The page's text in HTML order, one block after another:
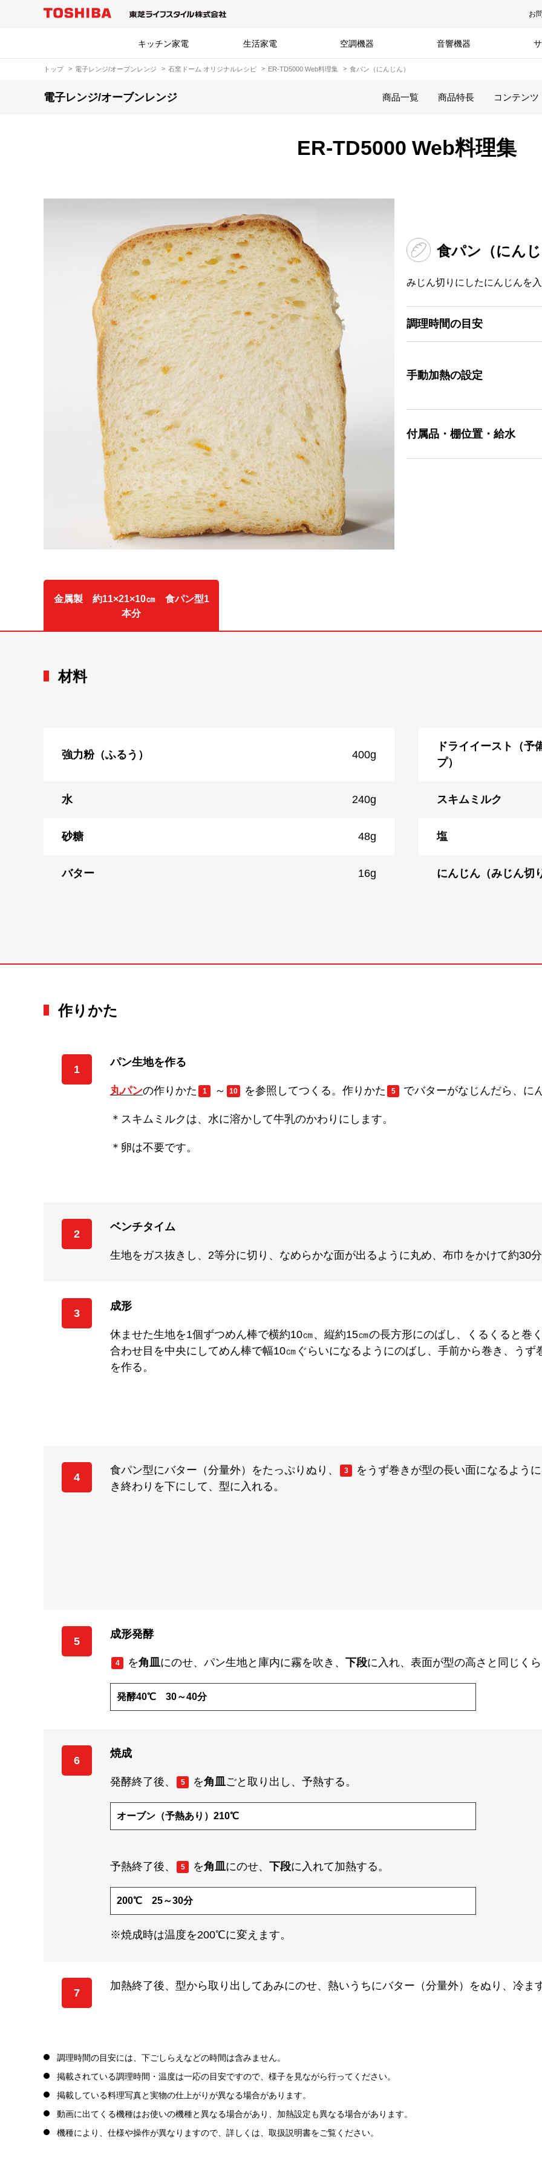
お
キッチン家電 生活家電 空調機器 音響機器
トップ 電子レンジ/オーブンレンジ 石窯ドーム オリジナルレシピ ER-TD5000 Web料理集 食パン（にんじん）
電子レンジ/オーブンレンジ 商品一覧 商品特長 コンテンツ
ER-TD5000 Web料理集
食パン（にん
みじん切りにしたにんじんを
調理時間の目安
手動加熱の設定
付属品・棚位置・給水
金属製 約11×21×10㎝ 食パン型1
本分
材料
強力粉（ふるう） 400g
ドライイースト（予
プ）
水 240g スキムミルク
砂糖 48g 塩
バター 16g にんじん（みじん切
作りかた
1
パン生地を作る
丸パンの作りかた 1 ～ 10 を参照してつくる。作りかた 5 でバターがなじんだら、に
＊スキムミルクは、水に溶かして牛乳のかわりにします。
＊卵は不要です。
2
ベンチタイム
生地をガス抜きし、2等分に切り、なめらかな面が出るように丸め、布巾をかけて約30
3
成形
休ませた生地を1個ずつめん棒で横約10㎝、縦約15㎝の長方形にのばし、くるくると巻
合わせ目を中央にしてめん棒で幅10㎝ぐらいになるようにのばし、手前から巻き、うず
を作る。
4
食パン型にバター（分量外）をたっぷりぬり、 3
をうず巻きが型の長い面になるよう
き終わりを下にして、型に入れる。
5
成形発酵
4 を角皿 にのせ、パン生地と庫内に霧を吹き、 下段に入れ、表面が型の高さと同じく
発酵40℃ 30～40分
6
焼成
発酵終了後、 5 を角皿 ごと取り出し、予熱する。
オーブン（予熱あり）210℃
予熱終了後、 5 を角皿 にのせ、 下段に入れて加熱する。
200℃ 25～30分
※焼成時は温度を200℃に変えます。
7
加熱終了後、型から取り出してあみにのせ、熱いうちにバター（分量外）をぬり、冷ま
調理時間の目安には、下ごしらえなどの時間は含みません。
掲載されている調理時間・温度は一応の目安ですので、様子を見ながら行ってください。
掲載している料理写真と実物の仕上がりが異なる場合があります。
動画に出てくる機種はお使いの機種と異なる場合があり、加熱設定も異なる場合があります。
機種により、仕様や操作が異なりますので、詳しくは、取扱説明書をご覧ください。